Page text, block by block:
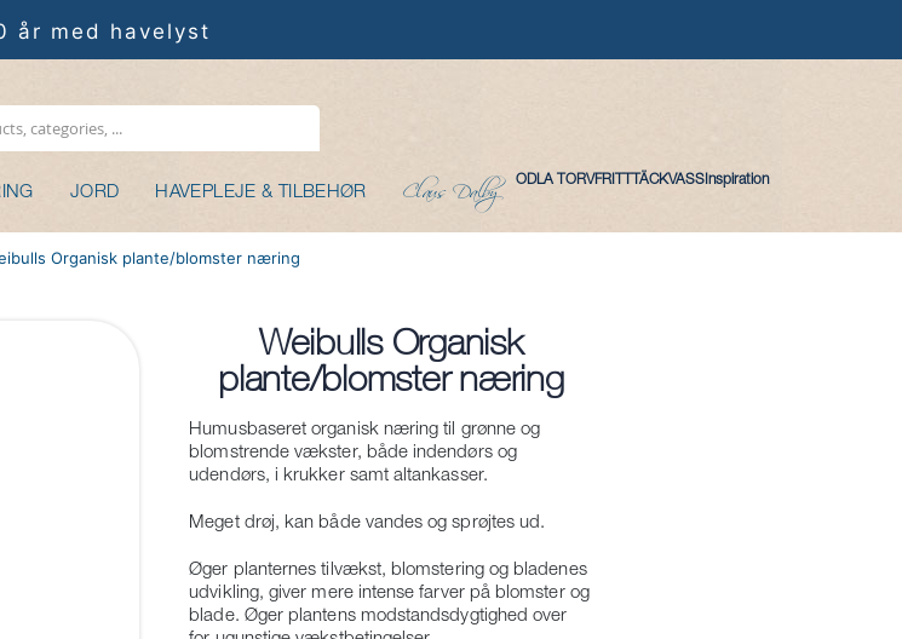
år med havelyst
JORD HAVEPLEJE & TILBEHØR Claus Dalby ODLA TORVFRITT TÄCKVASSInspiration
Organisk plante/blomster næring
Weibulls Organisk
plante/blomster næring
Humusbaseret organisk næring til grønne og
blomstrende vækster, både indendørs og
udendørs, i krukker samt altankasser.
Meget drøj, kan både vandes og sprøjtes ud.
Øger planternes tilvækst, blomstering og bladenes
udvikling, giver mere intense farver på blomster og
blade. Øger plantens modstandsdygtighed over